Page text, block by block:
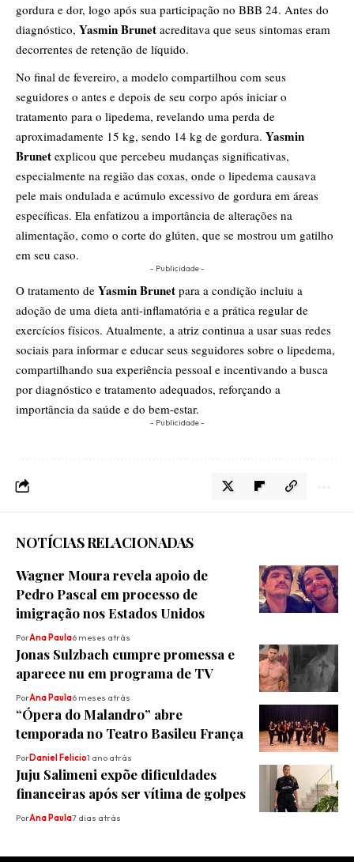
gordura e dor, logo após sua participação no BBB 24. Antes do
diagnóstico, Yasmin Brunet acreditava que seus sintomas eram
decorrentes de retenção de líquido.
No final de fevereiro, a modelo compartilhou com seus
seguidores o antes e depois de seu corpo após iniciar o
tratamento para o lipedema, revelando uma perda de
aproximadamente 15 kg, sendo 14 kg de gordura. Yasmin
Brunet explicou que percebeu mudanças significativas,
especialmente na região das coxas, onde o lipedema causava
pele mais ondulada e acúmulo excessivo de gordura em áreas
específicas. Ela enfatizou a importância de alterações na
alimentação, como o corte do glúten, que se mostrou um gatilho
em seu caso.
- Publicidade -
O tratamento de Yasmin Brunet para a condição incluiu a
adoção de uma dieta anti-inflamatória e a prática regular de
exercícios físicos. Atualmente, a atriz continua a usar suas redes
sociais para informar e educar seus seguidores sobre o lipedema,
compartilhando sua experiência pessoal e incentivando a busca
por diagnóstico e tratamento adequados, reforçando a
importância da saúde e do bem-estar.
- Publicidade -
NOTÍCIAS RELACIONADAS
Wagner Moura revela apoio de
Pedro Pascal em processo de
imigração nos Estados Unidos
PorAna Paula6 meses atrás
Jonas Sulzbach cumpre promessa e
aparece nu em programa de TV
PorAna Paula6 meses atrás
“Ópera do Malandro” abre
temporada no Teatro Basileu França
PorDaniel Felicio1 ano atrás
Juju Salimeni expõe dificuldades
financeiras após ser vítima de golpes
PorAna Paula7 dias atrás